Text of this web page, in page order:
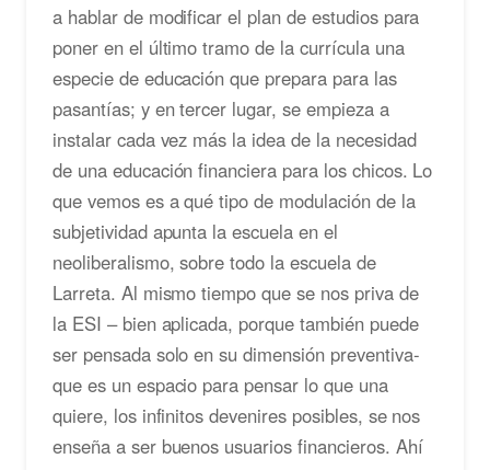
a hablar de modificar el plan de estudios para
poner en el último tramo de la currícula una
especie de educación que prepara para las
pasantías; y en tercer lugar, se empieza a
instalar cada vez más la idea de la necesidad
de una educación financiera para los chicos. Lo
que vemos es a qué tipo de modulación de la
subjetividad apunta la escuela en el
neoliberalismo, sobre todo la escuela de
Larreta. Al mismo tiempo que se nos priva de
la ESI – bien aplicada, porque también puede
ser pensada solo en su dimensión preventiva-
que es un espacio para pensar lo que una
quiere, los infinitos devenires posibles, se nos
enseña a ser buenos usuarios financieros. Ahí